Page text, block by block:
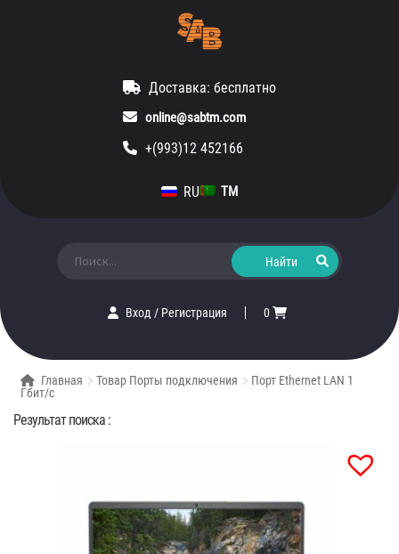
Доставка: бесплатно
online@sabtm.com
+(993)12 452166
RU TM
Вход/ Регистрация 0
Главная Товар Порты подключения
Порт Ethernet LAN 1
Гбит/с
Результат поиска :